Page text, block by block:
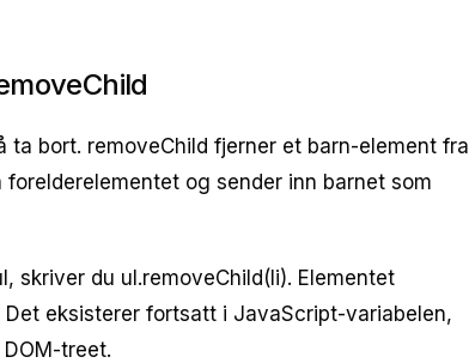
ta bort. removeChild fjerner et barn-element fra
og sender inn barnet som
skriver du ul.removeChild(li). Elementet
eksisterer fortsatt i JavaScript-variabelen,
treet.